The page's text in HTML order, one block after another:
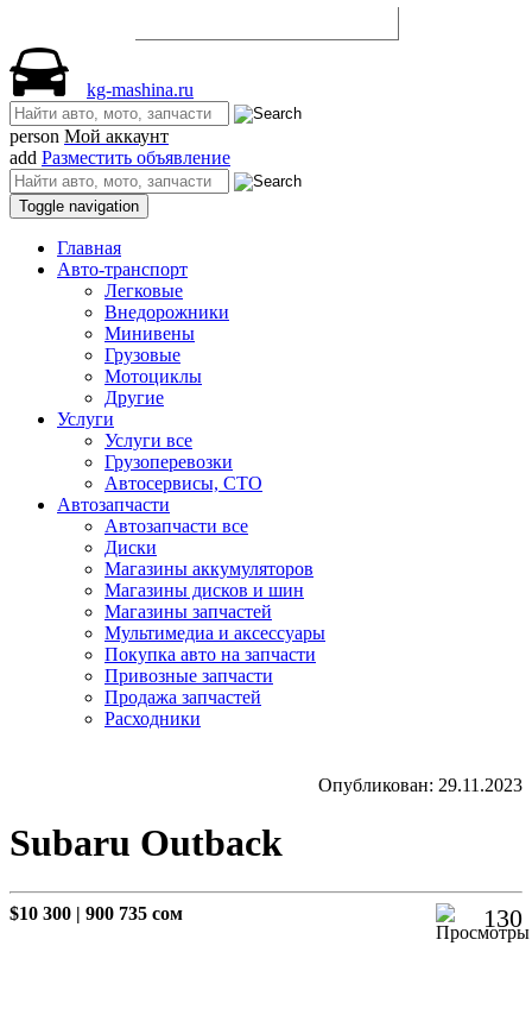
kg-mashina.ru
person Мой аккаунт
add Разместить объявление
Toggle navigation
Главная
Авто-транспорт
Легковые
Внедорожники
Минивены
Грузовые
Мотоциклы
Другие
Услуги
Услуги все
Грузоперевозки
Автосервисы, СТО
Автозапчасти
Автозапчасти все
Диски
Магазины аккумуляторов
Магазины дисков и шин
Магазины запчастей
Мультимедиа и аксессуары
Покупка авто на запчасти
Привозные запчасти
Продажа запчастей
Расходники
Опубликован: 29.11.2023
Subaru Outback
$10 300 | 900 735 сом 130